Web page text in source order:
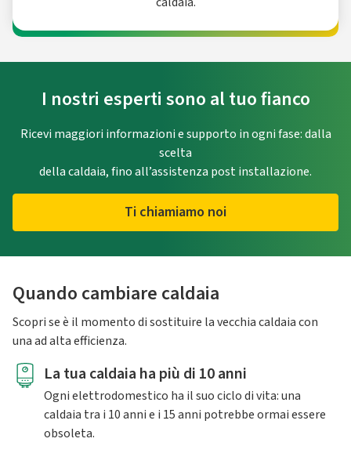
I nostri esperti sono al tuo fianco
Ricevi maggiori informazioni e supporto in ogni fase: dalla
scelta
della caldaia, fino all’assistenza post installazione.
Ti chiamiamo noi
Quando cambiare caldaia
Scopri se è il momento di sostituire la vecchia caldaia con
una ad alta efficienza.
La tua caldaia ha più di 10 anni
Ogni elettrodomestico ha il suo ciclo di vita: una
caldaia tra i 10 anni e i 15 anni potrebbe ormai essere
obsoleta.